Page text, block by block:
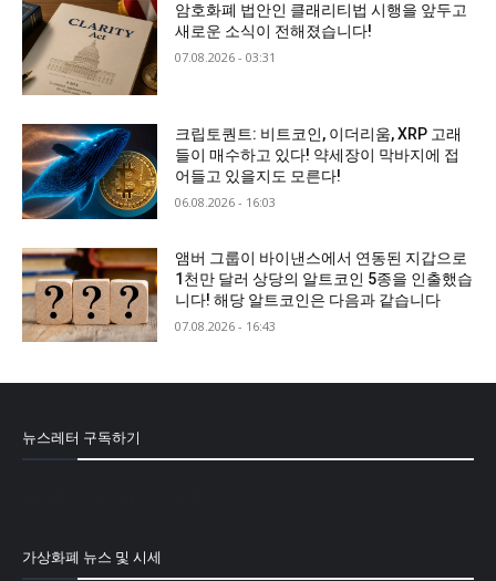
암호화폐 법안인 클래리티법 시행을 앞두고
새로운 소식이 전해졌습니다!
07.08.2026 - 03:31
크립토퀀트: 비트코인, 이더리움, XRP 고래
들이 매수하고 있다! 약세장이 막바지에 접
어들고 있을지도 모른다!
06.08.2026 - 16:03
앰버 그룹이 바이낸스에서 연동된 지갑으로
1천만 달러 상당의 알트코인 5종을 인출했습
니다! 해당 알트코인은 다음과 같습니다
07.08.2026 - 16:43
뉴스레터 구독하기
가상화폐 뉴스 및 시세